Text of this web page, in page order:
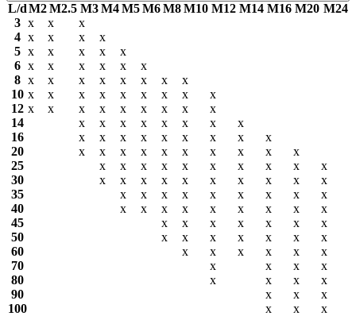
L/dМ2М2.5 М3 М4 М5 М6 М8 М10 М12 М14 М16 М20 М24
3 х х
х
4 х х х
х
5 х х х х
х
6 х х х х х
х
8 х х х х х х х
х
10 х х х х х х х х
х
12 х х х х х х х х
х
14
х х х х х х х
х
16
х х х х х х х х
х
20
х х х х х х х х х
х
25
х х х х х х х х х
х
30
х х х х х х х х х
х
35
х х х х х х х х
х
40
х х х х х х х х
х
45
х х х х х х
х
50
х х х х х х
х
60
х х х х х
х
70
х х х
х
80
х х х
х
90
х х
х
100
х х х